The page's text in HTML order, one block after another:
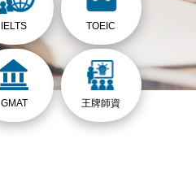
IELTS TOEIC
GMAT 王牌師資